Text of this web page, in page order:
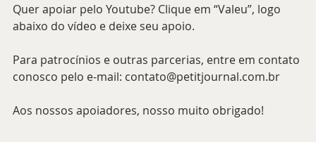
Quer apoiar pelo Youtube? Clique em “Valeu”, logo
abaixo do vídeo e deixe seu apoio.
Para patrocínios e outras parcerias, entre em contato
conosco pelo e-mail: contato@petitjournal.com.br
Aos nossos apoiadores, nosso muito obrigado!